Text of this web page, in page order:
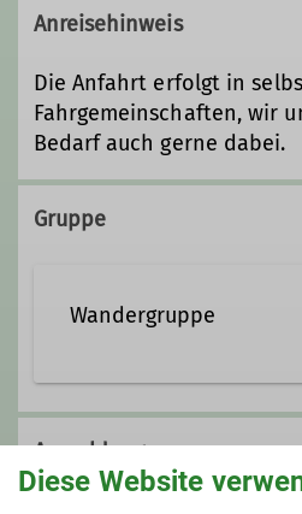
Anreisehinweis
Die Anfahrt erfolgt in
Fahrgemeinschaften, wir
Bedarf auch gerne dabei.
Gruppe
Wandergruppe
Die Wandergruppe
Offenbach trifft sich
(außer Dezember) zu
Anmeldung
Diese Website